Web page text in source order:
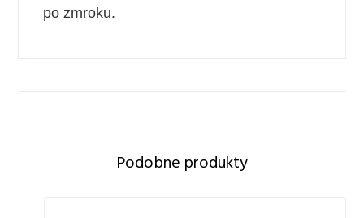
po zmroku.
Podobne produkty